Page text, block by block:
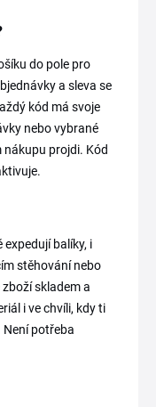
do pole pro
a sleva se
kód má svoje
nebo vybrané
nákupu projdi. Kód
expedují balíky, i
stěhování nebo
skladem a
i ve chvíli, kdy ti
Není potřeba